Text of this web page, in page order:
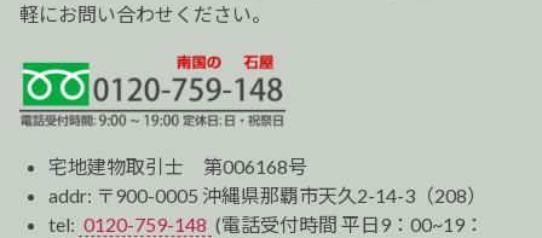
軽にお問い合わせください。
宅地建物取引士 第006168号
addr: 〒900-0005 沖縄県那覇市天久2-14-3（208）
tel: 0120-759-148 (電話受付時間 平日9：00~19：